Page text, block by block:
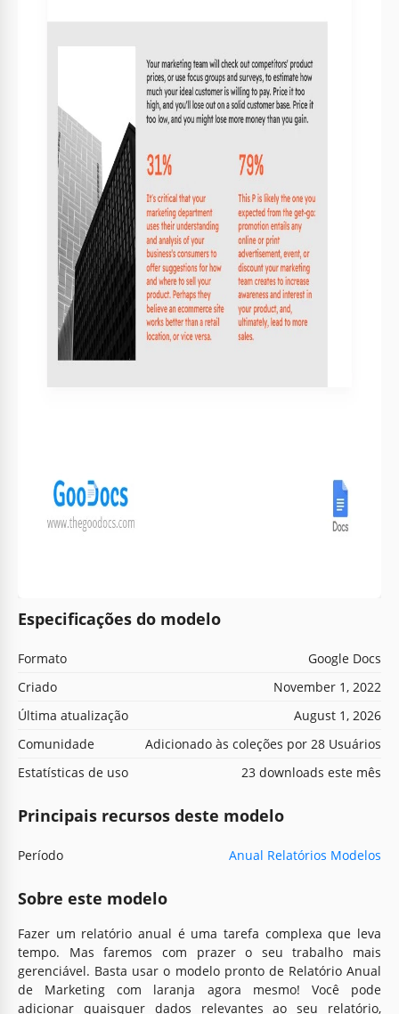
Especificações do modelo
Formato
Google Docs
Criado
November 1, 2022
Última atualização
August 1, 2026
Comunidade
Adicionado às coleções por 28 Usuários
Estatísticas de uso
23 downloads este mês
Principais recursos deste modelo
Período Anual Relatórios Modelos
Sobre este modelo
Fazer um relatório anual é uma tarefa complexa que leva
tempo. Mas faremos com prazer o seu trabalho mais
gerenciável. Basta usar o modelo pronto de Relatório Anual
de Marketing com laranja agora mesmo! Você pode
adicionar quaisquer dados relevantes ao seu relatório,